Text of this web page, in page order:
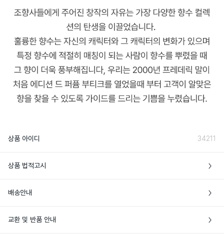
상품 아이디 34211
상품 법적고시
제조국
프랑스 *제조국 정보는 최초 생산지 기준이
며, 추가 생산이 이루어질 경우 제조국이 달
배송안내
• 주문완료 후에도 현지 재고 상황에 따라 품절로 인한 주문취소가 발생할 수 있어
교환 및 반품 안내